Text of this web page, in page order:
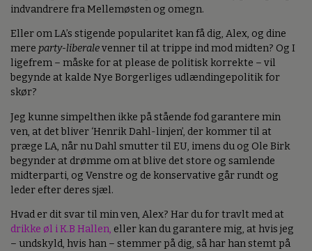
indvandrere fra Mellemøsten og omegn.
Eller om LA’s stigende popularitet kan få dig, Alex, og dine
mere party-liberalevenner til at trippe ind mod midten? Og I
ligefrem – måske for at please de politisk korrekte – vil
begynde at kalde Nye Borgerliges udlændingepolitik for
skør?
Jeg kunne simpelthen ikke på stående fod garantere min
ven, at det bliver ‘Henrik Dahl-linjen’, der kommer til at
præge LA, når nu Dahl smutter til EU, imens du og Ole Birk
begynder at drømme om at blive det store og samlende
midterparti, og Venstre og de konservative går rundt og
leder efter deres sjæl.
Hvad er dit svar til min ven, Alex? Har du for travlt med at
drikke øl i K.B Hallen, eller kan du garantere mig, at hvis jeg
– undskyld, hvis han – stemmer på dig, så har han stemt på